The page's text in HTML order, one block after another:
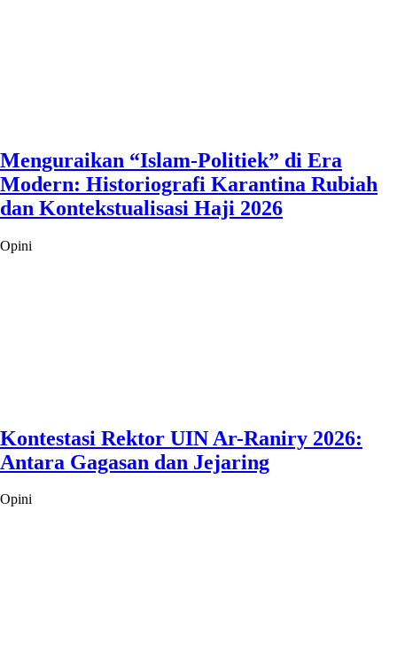
Menguraikan “Islam-Politiek” di Era
Modern: Historiografi Karantina Rubiah
dan Kontekstualisasi Haji 2026
Opini
Kontestasi Rektor UIN Ar-Raniry 2026:
Antara Gagasan dan Jejaring
Opini